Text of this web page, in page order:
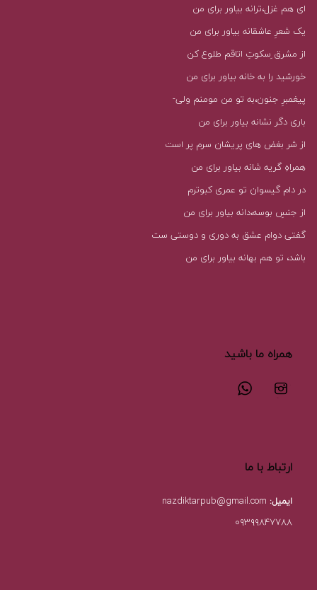
ای هم غزل،ترانه بیاور برای من
یک شعرِ عاشقانه بیاور برای من
از مشرق ِسکوتِ اتاقم طلوع کن
خورشید را به خانه بیاور برای من
پیغمبرِ جنون،به تو من مومنم ولی-
باری دگر نشانه بیاور برای من
از شر بغض های پریشان سرم پر است
همراهِ گریه شانه بیاور برای من
در دام گیسوان تو عمری کبوترم
از جنسِ بوسه،دانه بیاور برای من
گفتی دوام عشق به دوری و دوستی ست
باشد، تو هم بهانه بیاور برای من
همراه ما باشید
ارتباط با ما
ایمیل: nazdiktarpub@gmail.com
۰۹۳۹۹۸۴۷۷۸۸